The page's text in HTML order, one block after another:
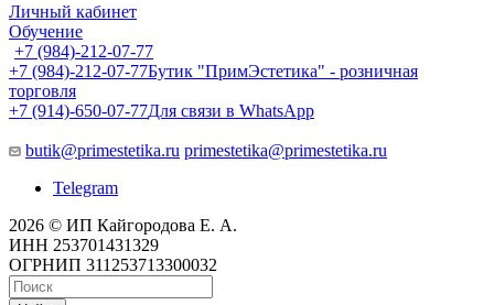
Личный кабинет
Обучение
+7 (984)-212-07-77
+7 (984)-212-07-77Бутик "ПримЭстетика" - розничная
торговля
+7 (914)-650-07-77Для связи в WhatsApp
butik@primestetika.ru primestetika@primestetika.ru
Telegram
2026 © ИП Кайгородова Е. А.
ИНН 253701431329
ОГРНИП 311253713300032